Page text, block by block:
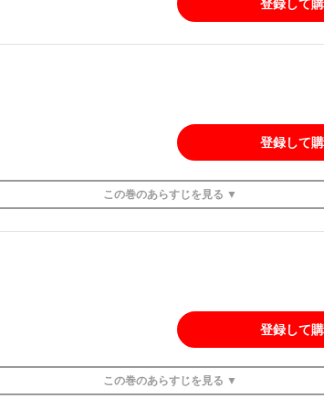
登録して
登録して
この巻のあらすじを 見る ▼
登録して
この巻のあらすじを 見る ▼